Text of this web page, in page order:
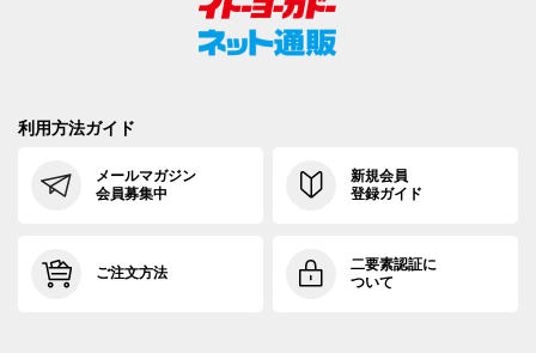
利用方法ガイド
メールマガジン
会員募集中
新規会員
登録ガイド
ご注文方法
二要素認証に
ついて